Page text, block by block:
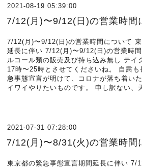
2021-08-19 05:39:00
7/12(月)〜9/12(日)の営業時間
7/12(月)〜9/12(日)の営業時間について
延長に伴い 7/12(月)〜9/12(日)の営業時
ルコール類の販売及び持ち込み無し テイ
17時〜25時とさせてくださいね。 自粛
急事態宣言が明けて、コロナが落ち着い
イワイやりたいものです。 申し訳ない、
2021-07-31 07:28:00
7/12(月)〜8/31(火)の営業時間
東京都の緊急事態宣言期間延長に伴い 7/